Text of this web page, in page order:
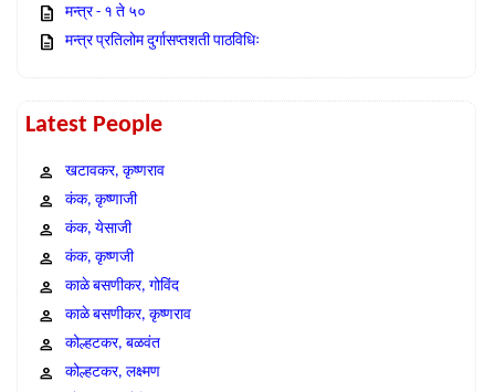
मन्त्र - १ ते ५०
मन्त्र प्रतिलोम दुर्गासप्तशती पाठविधिः
Latest People
खटावकर, कृष्णराव
कंक, कृष्णाजी
कंक, येसाजी
कंक, कृष्णजी
काळे बसणीकर, गोविंद
काळे बसणीकर, कृष्णराव
कोल्हटकर, बळवंत
कोल्हटकर, लक्ष्मण